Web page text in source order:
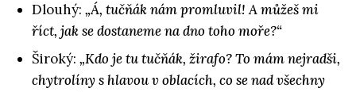
Dlouhý: „Á, tučňák nám promluvil! A můžeš mi
říct, jak se dostaneme na dno toho moře?“
Široký: „Kdo je tu tučňák, žirafo? To mám nejradši,
chytrolíny s hlavou v oblacích, co se nad všechny